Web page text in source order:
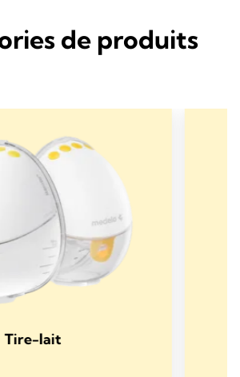
de produits
Tire-lait